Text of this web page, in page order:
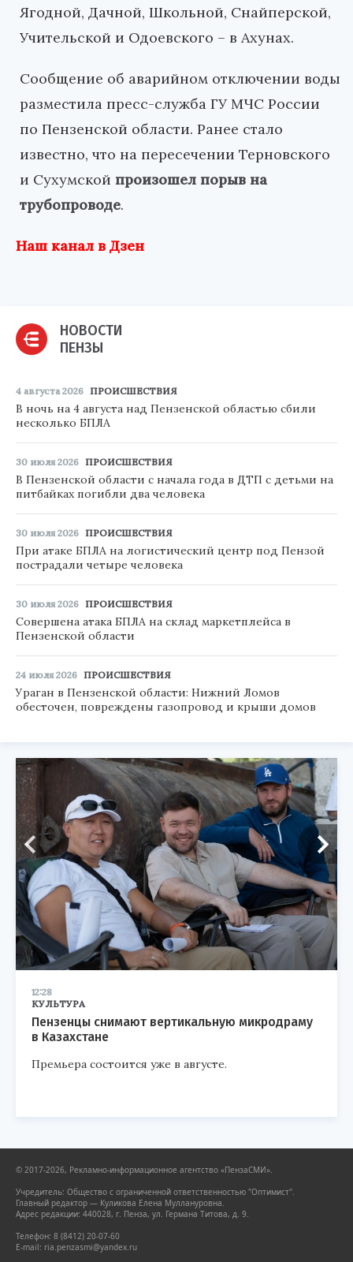
Ягодной, Дачной, Школьной, Снайперской,
Учительской и Одоевского – в Ахунах.
Сообщение об аварийном отключении воды
разместила пресс-служба ГУ МЧС России
по Пензенской области. Ранее стало
известно, что на пересечении Терновского
и Сухумской произошел порыв на
трубопроводе.
Наш канал в Дзен
НОВОСТИ
ПЕНЗЫ
4 августа 2026 ПРОИСШЕСТВИЯ
В ночь на 4 августа над Пензенской областью сбили
несколько БПЛА
30 июля 2026 ПРОИСШЕСТВИЯ
В Пензенской области с начала года в ДТП с детьми на
питбайках погибли два человека
30 июля 2026 ПРОИСШЕСТВИЯ
При атаке БПЛА на логистический центр под Пензой
пострадали четыре человека
30 июля 2026 ПРОИСШЕСТВИЯ
Совершена атака БПЛА на склад маркетплейса в
Пензенской области
24 июля 2026 ПРОИСШЕСТВИЯ
Ураган в Пензенской области: Нижний Ломов
обесточен, повреждены газопровод и крыши домов
12:28
КУЛЬТУРА
Пензенцы снимают вертикальную микродраму
в Казахстане
Премьера состоится уже в августе.
© 2017-2026, Рекламно-информационное агентство «ПензаСМИ».
Учредитель: Общество с ограниченной ответственностью "Оптимист".
Главный редактор — Куликова Елена Муллануровна.
Адрес редакции: 440028, г. Пенза, ул. Германа Титова, д. 9.
Телефон: 8 (8412) 20-07-60
E-mail: ria.penzasmi@yandex.ru